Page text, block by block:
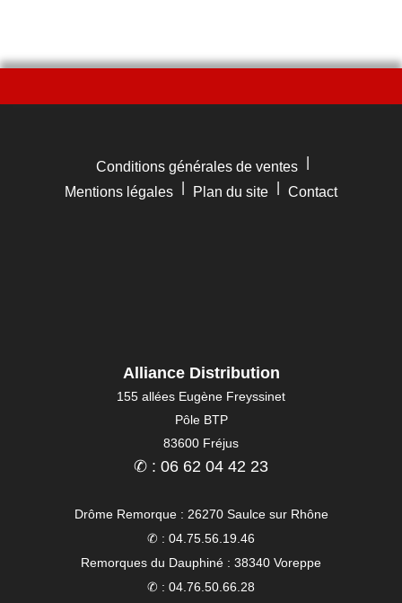
Conditions générales de ventes
Mentions légales
Plan du site Contact
Alliance Distribution
155 allées Eugène Freyssinet
Pôle BTP
83600 Fréjus
✆ : 06 62 04 42 23
Drôme Remorque : 26270 Saulce sur Rhône
✆ : 04.75.56.19.46
Remorques du Dauphiné : 38340 Voreppe
✆ : 04.76.50.66.28